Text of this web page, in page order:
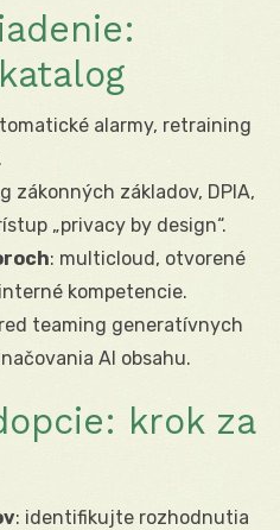
alarmy, retraining
zákonných základov, DPIA,
„privacy by design“.
: multicloud, otvorené
kompetencie.
teaming generatívnych
AI obsahu.
krok za
: identifikujte rozhodnutia